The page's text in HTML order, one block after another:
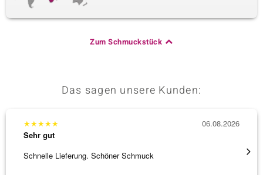
Zum Schmuckstück
Das sagen unsere Kunden:
★★★★★
Sehr gut
Schnelle Lieferung. Schöner Schmuck
06.08.2026
Top